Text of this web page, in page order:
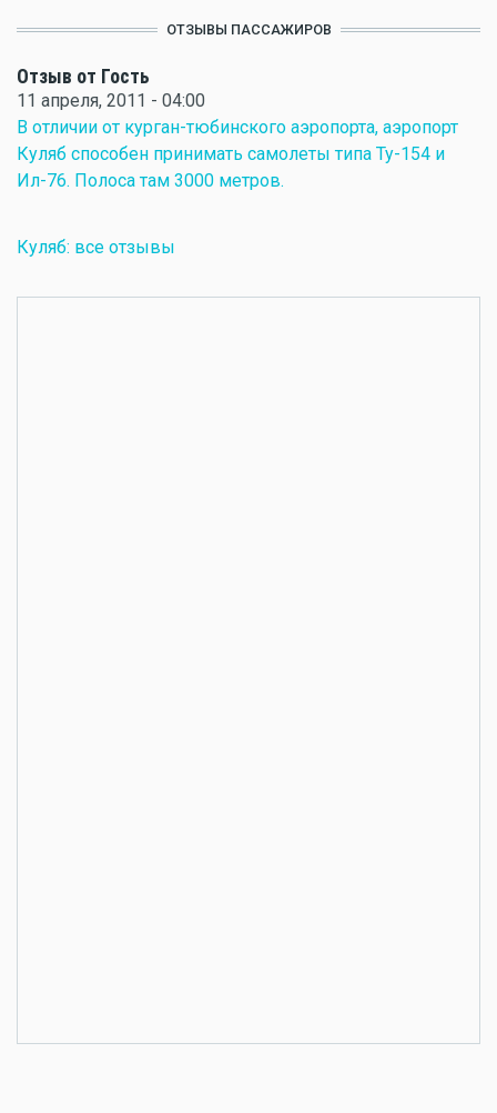
ОТЗЫВЫ ПАССАЖИРОВ
Отзыв от Гость
11 апреля, 2011 - 04:00
В отличии от курган-тюбинского аэропорта, аэропорт
Куляб способен принимать самолеты типа Ту-154 и
Ил-76. Полоса там 3000 метров.
Куляб: все отзывы